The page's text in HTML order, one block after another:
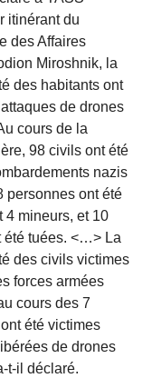
itinérant du
des Affaires
Miroshnik, la
des habitants ont
de drones
cours de la
98 civils ont été
nazis
personnes ont été
4 mineurs, et 10
été tuées. <…> La
des civils victimes
forces armées
cours des 7
été victimes
de drones
t-il déclaré.